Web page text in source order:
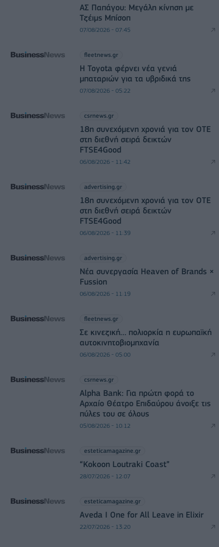
ΑΣ Παπάγου: Μεγάλη κίνηση με
Τζέιμς Μπίσοπ
07/08/2026 - 07:45
fleetnews.gr
Η Toyota φέρνει νέα γενιά
μπαταριών για τα υβριδικά της
07/08/2026 - 05:22
csrnews.gr
18η συνεχόμενη χρονιά για τον ΟΤΕ
στη διεθνή σειρά δεικτών
FTSE4Good
06/08/2026 - 11:42
advertising.gr
18η συνεχόμενη χρονιά για τον ΟΤΕ
στη διεθνή σειρά δεικτών
FTSE4Good
06/08/2026 - 11:39
advertising.gr
Νέα συνεργασία Heaven of Brands ×
Fussion
06/08/2026 - 11:19
fleetnews.gr
Σε κινεζική… πολιορκία η ευρωπαϊκή
αυτοκινητοβιομηχανία
06/08/2026 - 05:00
csrnews.gr
Alpha Bank: Για πρώτη φορά το
Αρχαίο Θέατρο Επιδαύρου άνοιξε τις
πύλες του σε όλους
05/08/2026 - 10:12
esteticamagazine.gr
“Kokoon Loutraki Coast”
28/07/2026 - 12:07
esteticamagazine.gr
Aveda I One for All Leave in Elixir
22/07/2026 - 13:20